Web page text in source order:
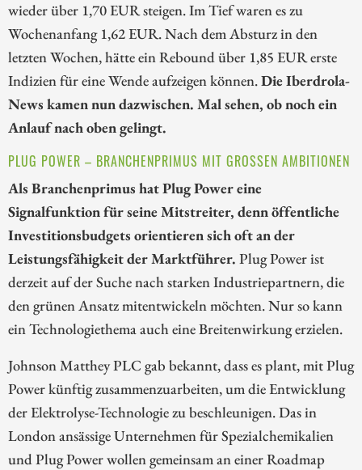
wieder über 1,70 EUR steigen. Im Tief waren es zu
Wochenanfang 1,62 EUR. Nach dem Absturz in den
letzten Wochen, hätte ein Rebound über 1,85 EUR erste
Indizien für eine Wende aufzeigen können.Die Iberdrola-
News kamen nun dazwischen. Mal sehen, ob noch ein
Anlauf nach oben gelingt.
PLUG POWER – BRANCHENPRIMUS MIT GROSSEN AMBITIONEN
Als Branchenprimus hat Plug Power eine
Signalfunktion für seine Mitstreiter, denn öffentliche
Investitionsbudgets orientieren sich oft an der
Leistungsfähigkeit der Marktführer. Plug Power ist
derzeit auf der Suche nach starken Industriepartnern, die
den grünen Ansatz mitentwickeln möchten. Nur so kann
ein Technologiethema auch eine Breitenwirkung erzielen.
Johnson Matthey PLC gab bekannt, dass es plant, mit Plug
Power künftig zusammenzuarbeiten, um die Entwicklung
der Elektrolyse-Technologie zu beschleunigen. Das in
London ansässige Unternehmen für Spezialchemikalien
und Plug Power wollen gemeinsam an einer Roadmap